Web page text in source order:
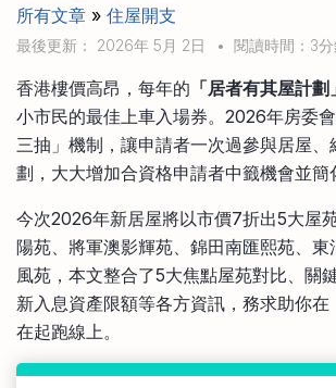
月供股票計劃
比較最抵月供計劃戶口
比較定存利率
信用卡
比較各種最優惠信用卡
其他網站
手機App與理財資訊
商業解決方案
企業服務
所有文章 » 住屋開支
最後更新： 2026年 5月 2日 • 閱讀時間：3分
香港樓價高昂，每年的 「居者有其屋計劃
小市民的最佳上車入場券。2026年房委
三抽」機制，讓申請者一次過參與居屋
劃，大大增加合資格申請者中籤機會並簡
今次2026年新居屋將以市價7折出5大屋
陽苑、將軍澳影輝苑、錦田南匯熙苑、東
風苑，本文整合了5大焦點屋苑對比、關
新入息資產限額等各方資訊，務求助你在
在起跑線上。